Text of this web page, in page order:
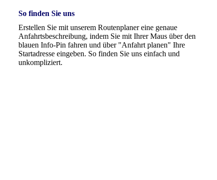
So finden Sie uns
Erstellen Sie mit unserem Routenplaner eine genaue
Anfahrtsbeschreibung, indem Sie mit Ihrer Maus über den
blauen Info-Pin fahren und über "Anfahrt planen" Ihre
Startadresse eingeben. So finden Sie uns einfach und
unkompliziert.